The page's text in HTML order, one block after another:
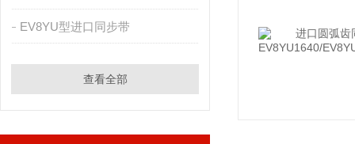
EV8YU型进口同步带
查看全部